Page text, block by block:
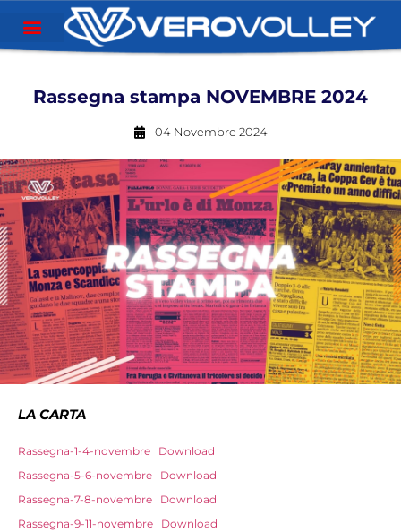
Rassegna stampa NOVEMBRE 2024
04 Novembre 2024
LA CARTA
Rassegna-1-4-novembre
Download
Rassegna-5-6-novembre
Download
Rassegna-7-8-novembre
Download
Rassegna-9-11-novembre
Download